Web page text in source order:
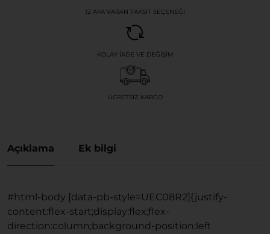
12 AYA VARAN TAKSIT SEÇENEĞI
KOLAY İADE VE DEĞIŞIM
ÜCRETSIZ KARGO
Açıklama Ek bilgi
#html-body [data-pb-style=UEC08R2]{justify-
content:flex-start;display:flex;flex-
direction:column;background-position:left